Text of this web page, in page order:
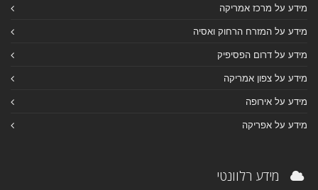
מידע על מרכז אמריקה
מידע על המזרח הרחוק ואסיה
מידע על דרום הפסיפיק
מידע על צפון אמריקה
מידע על אירופה
מידע על אפריקה
מידע רלוונטי